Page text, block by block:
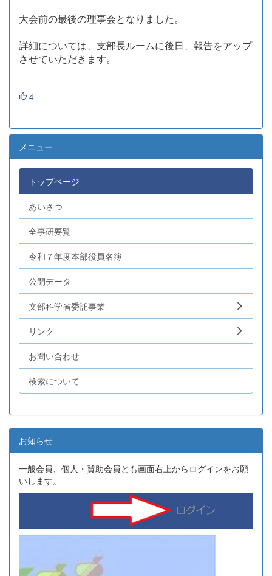
大会前の最後の理事会となりました。
詳細については、支部長ルームに後日、報告をアップ
させていただきます。
4
メニュー
トップページ
あいさつ
全事研要覧
令和７年度本部役員名簿
公開データ
文部科学省委託事業
リンク
お問い合わせ
検索について
お知らせ
一般会員、個人・賛助会員とも画面右上からログインをお願
いします。